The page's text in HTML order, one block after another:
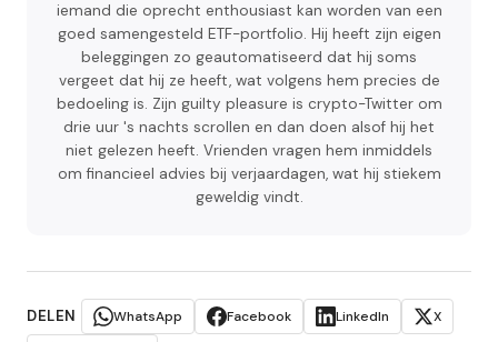
iemand die oprecht enthousiast kan worden van een
goed samengesteld ETF-portfolio. Hij heeft zijn eigen
beleggingen zo geautomatiseerd dat hij soms
vergeet dat hij ze heeft, wat volgens hem precies de
bedoeling is. Zijn guilty pleasure is crypto-Twitter om
drie uur 's nachts scrollen en dan doen alsof hij het
niet gelezen heeft. Vrienden vragen hem inmiddels
om financieel advies bij verjaardagen, wat hij stiekem
geweldig vindt.
DELEN WhatsApp Facebook LinkedIn
X